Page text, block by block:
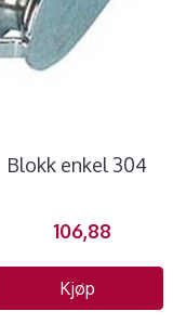
Blokk enkel 304
106,88
Kjøp